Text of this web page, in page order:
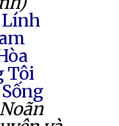
Tôi